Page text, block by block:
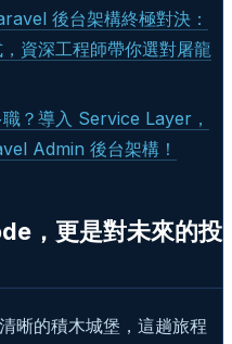
後台架構終極對決：
資深工程師帶你選對屠龍
？導入 Service Layer，
Admin 後台架構！
，更是對未來的投
晰的積木城堡，這趟旅程